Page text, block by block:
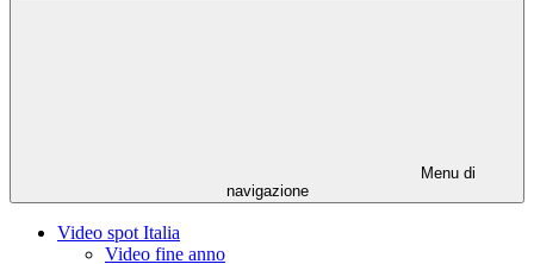
Menu di
navigazione
Video spot Italia
Video fine anno